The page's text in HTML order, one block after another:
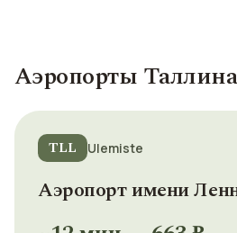
Аэропорты Таллина
TLL Ulemiste
Аэропорт имени